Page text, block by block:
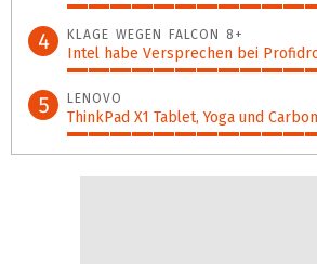
84%
4 KLAGE WEGEN FALCON 8+
Intel habe Versprechen bei
80%
5 LENOVO
ThinkPad X1 Tablet, Yoga und
73%